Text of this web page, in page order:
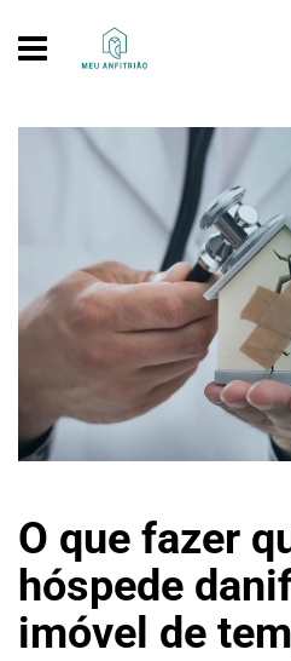
O que fazer
hóspede
imóvel de